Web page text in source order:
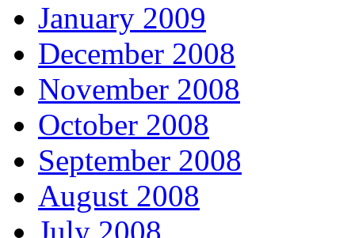
January 2009
December 2008
November 2008
October 2008
September 2008
August 2008